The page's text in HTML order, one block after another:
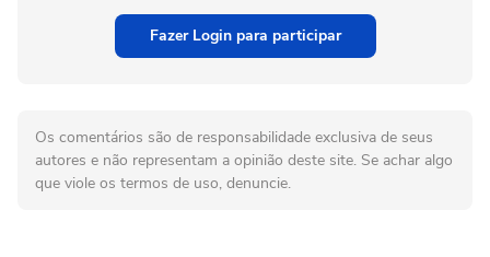
Fazer Login para participar
Os comentários são de responsabilidade exclusiva de seus
autores e não representam a opinião deste site. Se achar algo
que viole os termos de uso, denuncie.